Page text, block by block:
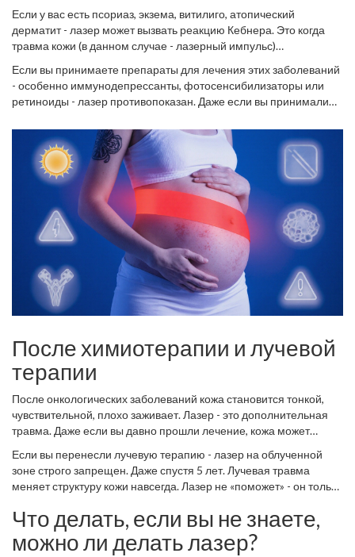
Если у вас есть псориаз, экзема, витилиго, атопический
дерматит - лазер может вызвать реакцию Кебнера. Это когда
травма кожи (в данном случае - лазерный импульс)
сейчас вы в ремиссии - лазер может спровоцировать
обострение. В некоторых случаях псориаз начинается именно
после лазерной эпиляции на ногах или руках.
Если вы принимаете препараты для лечения этих заболеваний
- особенно иммунодепрессанты, фотосенсибилизаторы или
ретиноиды - лазер противопоказан. Даже если вы принимали
месяцев после последней таблетки. Лазер на коже,
ослабленной ретиноидами, может вызвать глубокие рубцы.
После химиотерапии и лучевой
терапии
После онкологических заболеваний кожа становится тонкой,
чувствительной, плохо заживает. Лазер - это дополнительная
травма. Даже если вы давно прошли лечение, кожа может
фотомолниение в таких случаях могут вызвать необратимые
изменения: атрофию кожи, хронические язвы, нарушение
пигментации.
Если вы перенесли лучевую терапию - лазер на облученной
зоне строго запрещен. Даже спустя 5 лет. Лучевая травма
меняет структуру кожи навсегда. Лазер не «поможет» - он только
Что делать, если вы не знаете,
можно ли делать лазер?